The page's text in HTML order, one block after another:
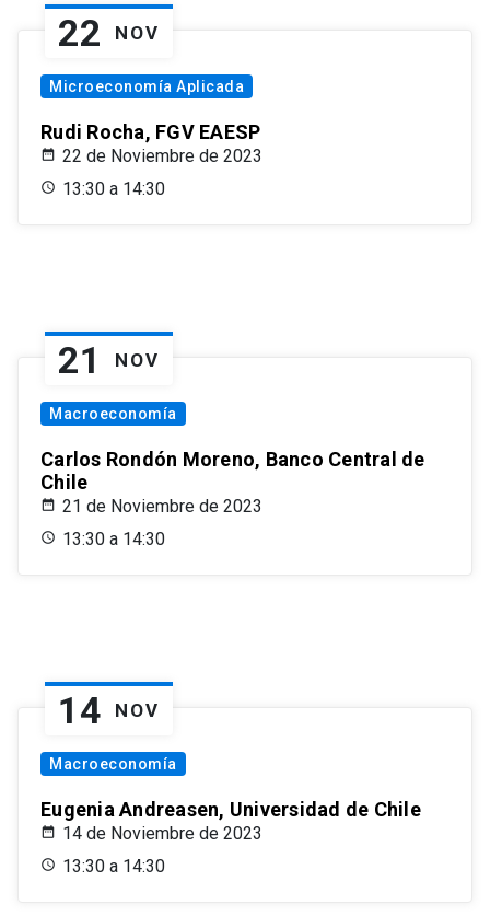
22 NOV
Microeconomía Aplicada
Rudi Rocha, FGV EAESP
22 de Noviembre de 2023
13:30 a 14:30
21 NOV
Macroeconomía
Carlos Rondón Moreno, Banco Central de
Chile
21 de Noviembre de 2023
13:30 a 14:30
14 NOV
Macroeconomía
Eugenia Andreasen, Universidad de Chile
14 de Noviembre de 2023
13:30 a 14:30